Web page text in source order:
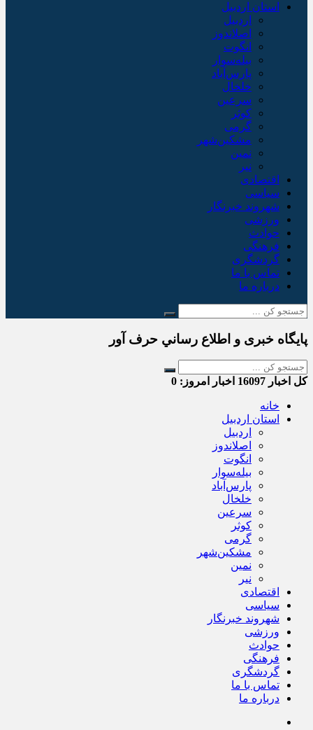
استان اردبیل
اردبیل
اصلاندوز
انگوت
بیله‌سوار
پارس‌آباد
خلخال
سرعین
کوثر
گرمی
مشکین‌شهر
نمین
نیر
اقتصادی
سیاسی
شهروند خبرنگار
ورزشی
حوادث
فرهنگی
گردشگری
تماس با ما
درباره ما
پایگاه خبری و اطلاع رساني حرف آور
کل اخبار اخبار امروز: 0
خانه
استان اردبیل
اردبیل
اصلاندوز
انگوت
بیله‌سوار
پارس‌آباد
خلخال
سرعین
کوثر
گرمی
مشکین‌شهر
نمین
نیر
اقتصادی
سیاسی
شهروند خبرنگار
ورزشی
حوادث
فرهنگی
گردشگری
تماس با ما
درباره ما